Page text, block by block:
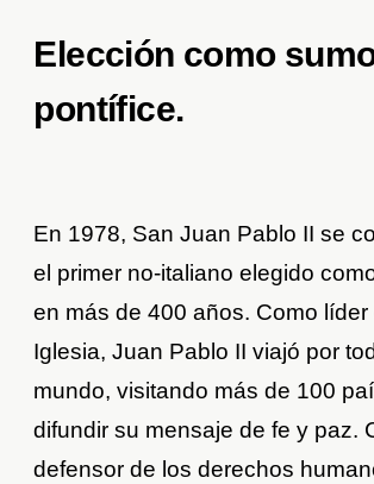
Elección como
pontífice.
En 1978, San Juan Pablo II se
el primer no-italiano elegido
en más de 400 años. Como líder
Iglesia, Juan Pablo II viajó por
mundo, visitando más de 100
difundir su mensaje de fe y paz.
defensor de los derechos